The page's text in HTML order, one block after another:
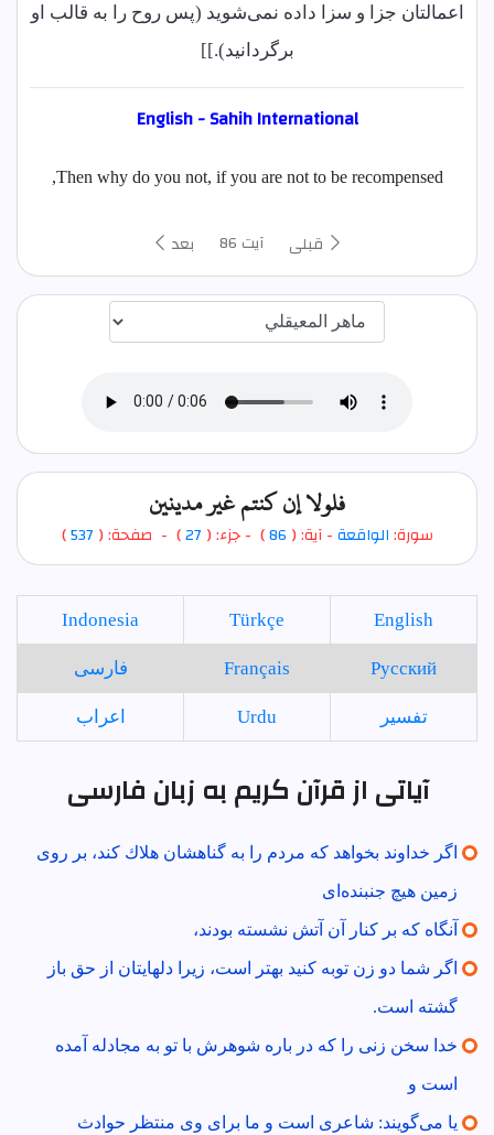
اعمالتان جزا و سزا داده نمی‌شوید (پس روح را به قالب او
برگردانید).]]
English - Sahih International
Then why do you not, if you are not to be recompensed,
قبلی آیت 86 بعد
فلولا إن كنتم غير مدينين
سورة:الواقعة- آية: (86
) - جزء: ( 27) - صفحة: ( 537
)
English
Türkçe
Indonesia
Русский
Français فارسی
تفسير Urdu اعراب
آیاتی از قرآن کریم به زبان فارسی
اگر خداوند بخواهد كه مردم را به گناهشان هلاك كند، بر روى
زمين هيچ جنبنده‌اى
آنگاه كه بر كنار آن آتش نشسته بودند،
اگر شما دو زن توبه كنيد بهتر است، زيرا دلهايتان از حق باز
گشته است.
خدا سخن زنى را كه در باره شوهرش با تو به مجادله آمده
است و
يا مى‌گويند: شاعرى است و ما براى وى منتظر حوادث